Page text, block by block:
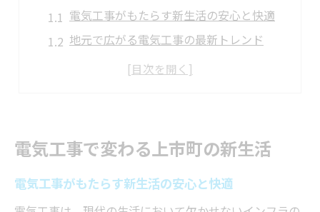
電気工事がもたらす新生活の安心と快適
地元で広がる電気工事の最新トレンド
暮らしを支える電気工事の基本知識
電気工事で実現する最先端の快適設備
エコキュート設置と電気工事の連携とは
電気工事で変わる上市町の新生活
電気工事がもたらす新生活の安心と快適